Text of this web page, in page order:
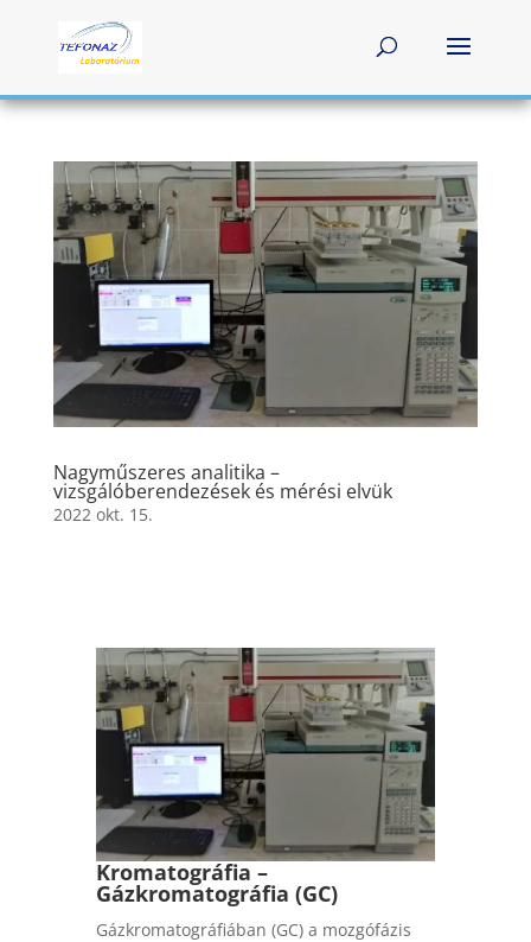
Nagyműszeres analitika –
vizsgálóberendezések és mérési elvük
2022 okt. 15.
Kromatográfia –
Gázkromatográfia (GC)
Gázkromatográfiában (GC) a mozgófázis